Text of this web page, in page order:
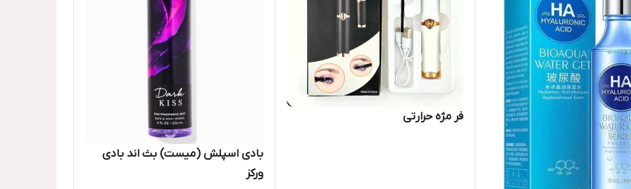
فر مژه حرارتی
بادی اسپلش (میست) بث اند بادی
ورکز